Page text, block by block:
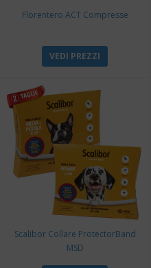
Florentero ACT Compresse
VEDI PREZZI
Scalibor Collare ProtectorBand
MSD